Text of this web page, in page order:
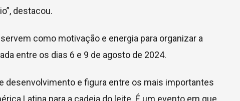
destacou.
como motivação e energia para organizar a
entre os dias 6 e 9 de agosto de 2024.
desenvolvimento e figura entre os mais importantes
Latina para a cadeia do leite. É um evento em que